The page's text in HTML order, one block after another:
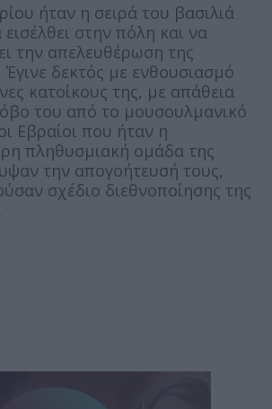
ήταν η σειρά του βασιλιά
στην πόλη και να
την απελευθέρωση της
δεκτός με ενθουσιασμό
κατοίκους της, με απάθεια
του από το μουσουλμανικό
Εβραίοι που ήταν η
πληθυσμιακή ομάδα της
την απογοήτευσή τους,
σχέδιο διεθνοποίησης της